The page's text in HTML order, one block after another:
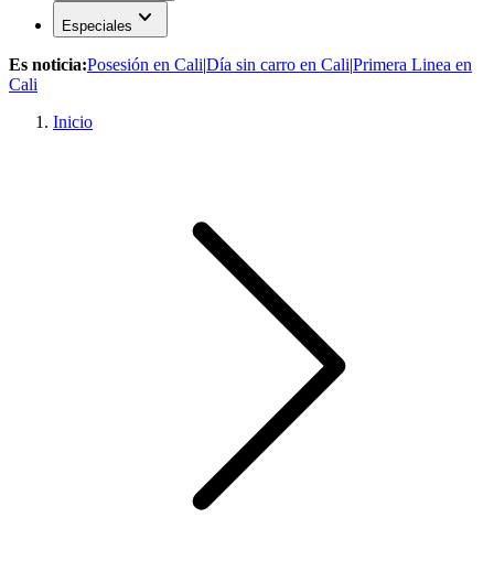
Especiales expand_more
Es noticia:Posesión en Cali|Día sin carro en Cali|Primera Linea en
Cali
Inicio